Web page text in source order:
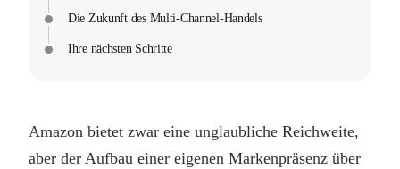
Die Zukunft des Multi-Channel-Handels
Ihre nächsten Schritte
Amazon bietet zwar eine unglaubliche Reichweite,
aber der Aufbau einer eigenen Markenpräsenz über